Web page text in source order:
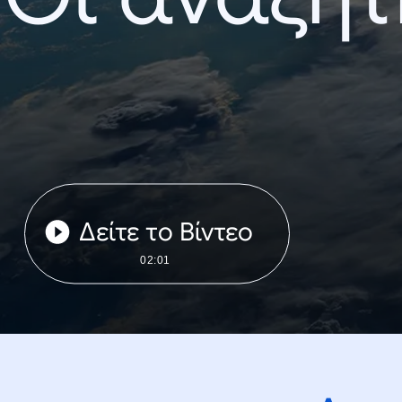
Δείτε το Βίντεο
02:01